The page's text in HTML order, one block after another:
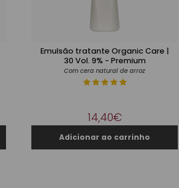
Emulsão tratante Organic Care |
30 Vol. 9% - Premium
Com cera natural de arroz
14,40€